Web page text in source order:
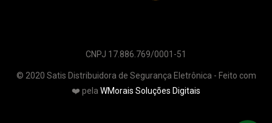
CNPJ 17.886.769/0001-51
© 2020 Satis Distribuidora de Segurança Eletrônica - Feito com
❤️ pela WMorais Soluções Digitais